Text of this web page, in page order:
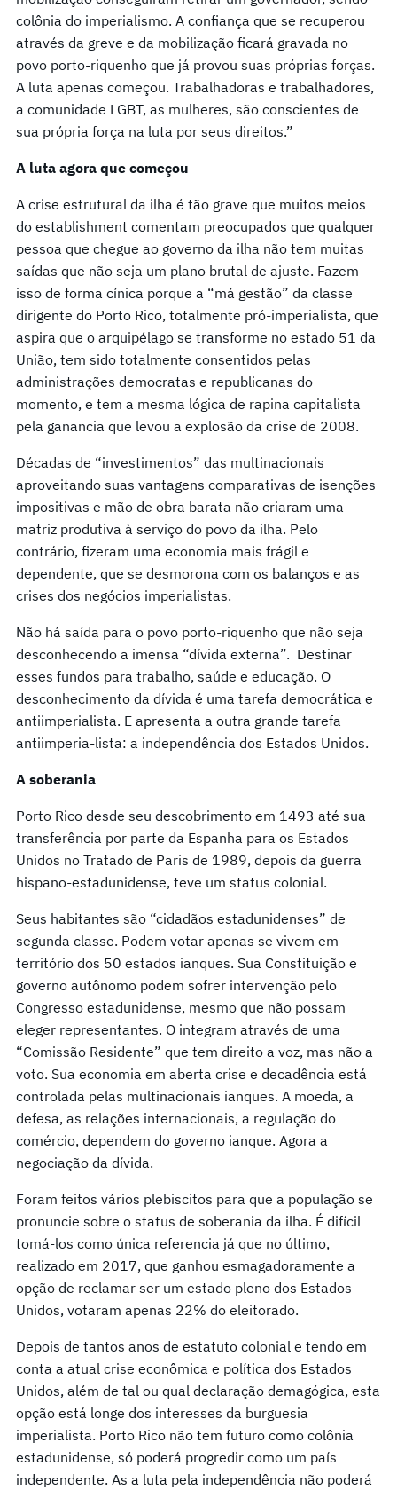
colônia do imperialismo. A confiança que se recuperou
através da greve e da mobilização ficará gravada no
povo porto-riquenho que já provou suas próprias forças.
A luta apenas começou. Trabalhadoras e trabalhadores,
a comunidade LGBT, as mulheres, são conscientes de
sua própria força na luta por seus direitos.”
A luta agora que começou
A crise estrutural da ilha é tão grave que muitos meios
do establishment comentam preocupados que qualquer
pessoa que chegue ao governo da ilha não tem muitas
saídas que não seja um plano brutal de ajuste. Fazem
isso de forma cínica porque a “má gestão” da classe
dirigente do Porto Rico, totalmente pró-imperialista, que
aspira que o arquipélago se transforme no estado 51 da
União, tem sido totalmente consentidos pelas
administrações democratas e republicanas do
momento, e tem a mesma lógica de rapina capitalista
pela ganancia que levou a explosão da crise de 2008.
Décadas de “investimentos” das multinacionais
aproveitando suas vantagens comparativas de isenções
impositivas e mão de obra barata não criaram uma
matriz produtiva à serviço do povo da ilha. Pelo
contrário, fizeram uma economia mais frágil e
dependente, que se desmorona com os balanços e as
crises dos negócios imperialistas.
Não há saída para o povo porto-riquenho que não seja
desconhecendo a imensa “dívida externa”. Destinar
esses fundos para trabalho, saúde e educação. O
desconhecimento da dívida é uma tarefa democrática e
antiimperialista. E apresenta a outra grande tarefa
antiimperia-lista: a independência dos Estados Unidos.
A soberania
Porto Rico desde seu descobrimento em 1493 até sua
transferência por parte da Espanha para os Estados
Unidos no Tratado de Paris de 1989, depois da guerra
hispano-estadunidense, teve um status colonial.
Seus habitantes são “cidadãos estadunidenses” de
segunda classe. Podem votar apenas se vivem em
território dos 50 estados ianques. Sua Constituição e
governo autônomo podem sofrer intervenção pelo
Congresso estadunidense, mesmo que não possam
eleger representantes. O integram através de uma
“Comissão Residente” que tem direito a voz, mas não a
voto. Sua economia em aberta crise e decadência está
controlada pelas multinacionais ianques. A moeda, a
defesa, as relações internacionais, a regulação do
comércio, dependem do governo ianque. Agora a
negociação da dívida.
Foram feitos vários plebiscitos para que a população se
pronuncie sobre o status de soberania da ilha. É difícil
tomá-los como única referencia já que no último,
realizado em 2017, que ganhou esmagadoramente a
opção de reclamar ser um estado pleno dos Estados
Unidos, votaram apenas 22% do eleitorado.
Depois de tantos anos de estatuto colonial e tendo em
conta a atual crise econômica e política dos Estados
Unidos, além de tal ou qual declaração demagógica, esta
opção está longe dos interesses da burguesia
imperialista. Porto Rico não tem futuro como colônia
estadunidense, só poderá progredir como um país
independente. As a luta pela independência não poderá